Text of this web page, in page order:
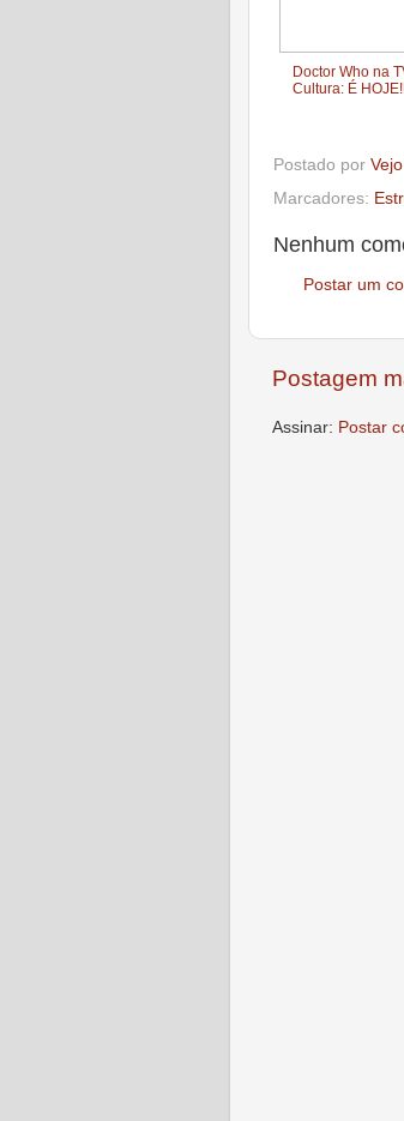
Doctor Who na
Cultura: É
Postado por
Marcadores:
Nenhum
Postar um
Postagem
Assinar: Postar